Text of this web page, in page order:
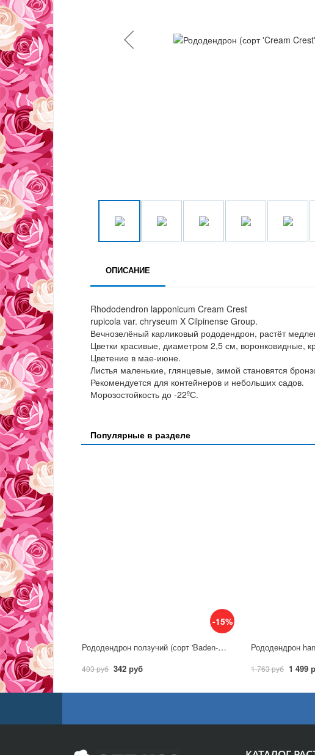
ОПИСАНИЕ
Rhododendron lapponicum Cream Crest
rupicola var. chryseum X Cilpinense Group.
Вечнозелёный карликовый рододендрон, растёт
Цветки красивые, диаметром 2,5 см, воронковидные,
Цветение в мае-июне.
Листья маленькие, глянцевые, зимой становятся
Рекомендуется для контейнеров и небольших садов.
Морозостойкость до -22ºС.
Популярные в разделе
-15%
Рододендрон ползучий (сорт 'Baden-Baden')
403 руб 342 руб 1 763 руб 1 499